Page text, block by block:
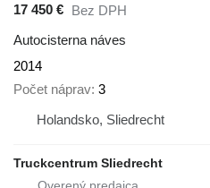
17 450 €
Bez DPH
Autocisterna náves
2014
Počet náprav 3
Holandsko, Sliedrecht
Truckcentrum Sliedrecht